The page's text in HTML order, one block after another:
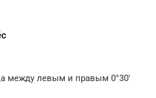
между левым и правым 0°30′